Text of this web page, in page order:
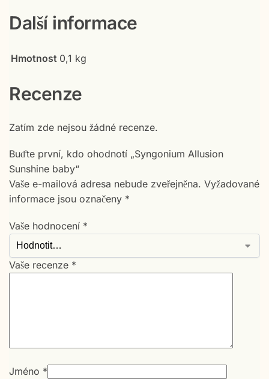
Další informace
Hmotnost 0,1 kg
Recenze
Zatím zde nejsou žádné recenze.
Buďte první, kdo ohodnotí „Syngonium Allusion
Sunshine baby“
Vaše e-mailová adresa nebude zveřejněna. Vyžadované
informace jsou označeny *
Vaše hodnocení *
Vaše recenze *
Jméno *